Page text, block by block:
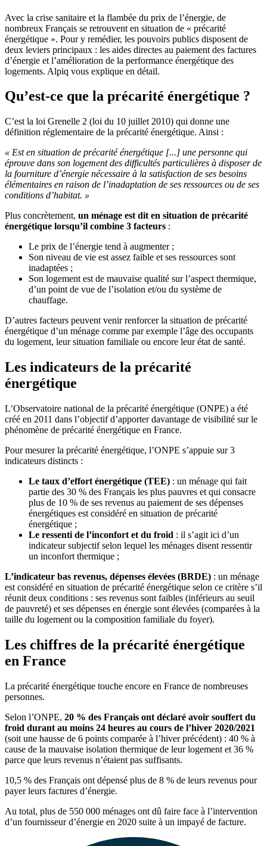
Avec la crise sanitaire et la flambée du prix de l’énergie, de
nombreux Français se retrouvent en situation de « précarité
énergétique ». Pour y remédier, les pouvoirs publics disposent de
deux leviers principaux : les aides directes au paiement des factures
d’énergie et l’amélioration de la performance énergétique des
logements. Alpiq vous explique en détail.
Qu’est-ce que la précarité énergétique ?
C’est la loi Grenelle 2 (loi du 10 juillet 2010) qui donne une
définition réglementaire de la précarité énergétique. Ainsi :
« Est en situation de précarité énergétique [...] une personne qui
éprouve dans son logement des difficultés particulières à disposer de
la fourniture d’énergie nécessaire à la satisfaction de ses besoins
élémentaires en raison de l’inadaptation de ses ressources ou de ses
conditions d’habitat. »
Plus concrètement, un ménage est dit en situation de précarité
énergétique lorsqu’il combine 3 facteurs :
Le prix de l’énergie tend à augmenter ;
Son niveau de vie est assez faible et ses ressources sont
inadaptées ;
Son logement est de mauvaise qualité sur l’aspect thermique,
d’un point de vue de l’isolation et/ou du système de
chauffage.
D’autres facteurs peuvent venir renforcer la situation de précarité
énergétique d’un ménage comme par exemple l’âge des occupants
du logement, leur situation familiale ou encore leur état de santé.
Les indicateurs de la précarité
énergétique
L’Observatoire national de la précarité énergétique (ONPE) a été
créé en 2011 dans l’objectif d’apporter davantage de visibilité sur le
phénomène de précarité énergétique en France.
Pour mesurer la précarité énergétique, l’ONPE s’appuie sur 3
indicateurs distincts :
Le taux d’effort énergétique (TEE) : un ménage qui fait
partie des 30 % des Français les plus pauvres et qui consacre
plus de 10 % de ses revenus au paiement de ses dépenses
énergétiques est considéré en situation de précarité
énergétique ;
Le ressenti de l’inconfort et du froid : il s’agit ici d’un
indicateur subjectif selon lequel les ménages disent ressentir
un inconfort thermique ;
L’indicateur bas revenus, dépenses élevées (BRDE) : un ménage
est considéré en situation de précarité énergétique selon ce critère s’il
réunit deux conditions : ses revenus sont faibles (inférieurs au seuil
de pauvreté) et ses dépenses en énergie sont élevées (comparées à la
taille du logement ou la composition familiale du foyer).
Les chiffres de la précarité énergétique
en France
La précarité énergétique touche encore en France de nombreuses
personnes.
Selon l’ONPE, 20 % des Français ont déclaré avoir souffert du
froid durant au moins 24 heures au cours de l’hiver 2020/2021
(soit une hausse de 6 points comparée à l’hiver précédent) : 40 % à
cause de la mauvaise isolation thermique de leur logement et 36 %
parce que leurs revenus n’étaient pas suffisants.
10,5 % des Français ont dépensé plus de 8 % de leurs revenus pour
payer leurs factures d’énergie.
Au total, plus de 550 000 ménages ont dû faire face à l’intervention
d’un fournisseur d’énergie en 2020 suite à un impayé de facture.